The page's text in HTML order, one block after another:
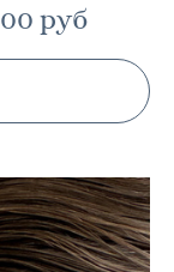
руб